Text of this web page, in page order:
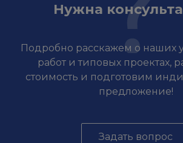
Нужна
Подробно расскажем о наших
работ и типовых проектах,
стоимость и подготовим
предложение!
Задать вопрос